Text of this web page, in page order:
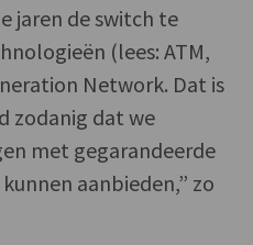
jaren de switch te
(lees: ATM,
Network. Dat is
zodanig dat we
met gegarandeerde
aanbieden,” zo